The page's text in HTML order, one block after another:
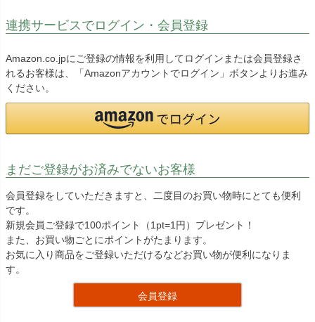
連携サービスでログイン・会員登録
Amazon.co.jpにご登録の情報を利用してログインまたは会員登録さ
れるお客様は、「Amazonアカウントでログイン」ボタンよりお進み
ください。
まだご登録がお済みでないお客様
会員登録をしていただきますと、二度目のお買い物時にとても便利
です。
新規会員ご登録で100ポイント（1pt=1円）プレゼント！
また、お買い物ごとにポイントがたまります。
お気に入り商品をご登録いただけるなどお買い物が便利になりま
す。
会員登録